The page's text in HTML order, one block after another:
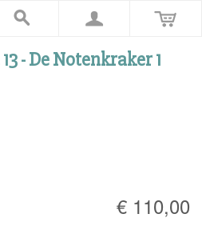
- De Notenkraker 1
€ 110,00